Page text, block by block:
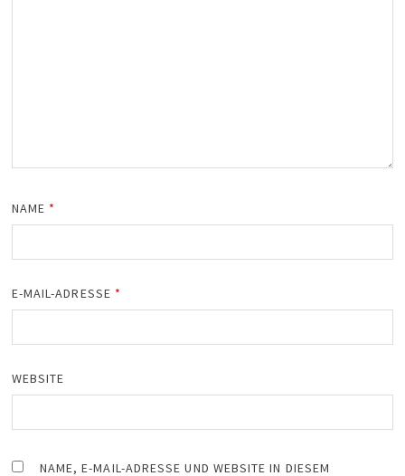
NAME *
E-MAIL-ADRESSE *
WEBSITE
NAME, E-MAIL-ADRESSE UND WEBSITE IN DIESEM